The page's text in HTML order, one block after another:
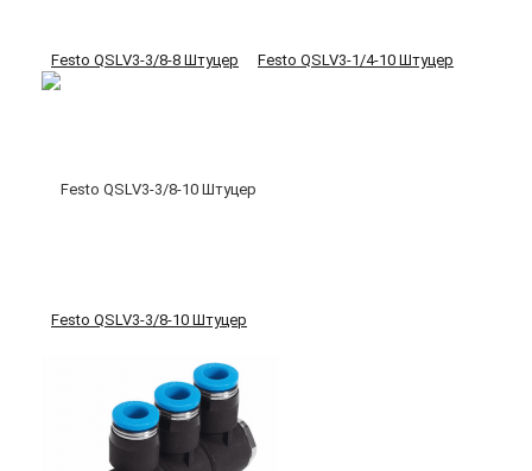
Festo QSLV3-3/8-8 Штуцер Festo QSLV3-1/4-10 Штуцер
Festo QSLV3-3/8-10 Штуцер